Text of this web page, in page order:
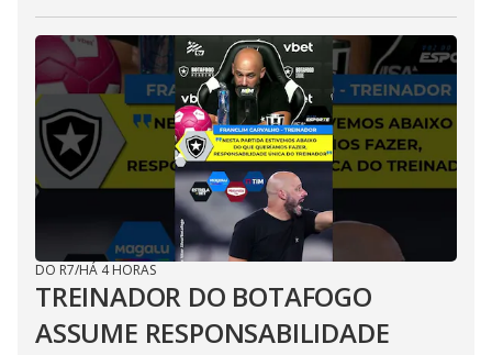
DO R7/HÁ 4 HORAS
TREINADOR DO BOTAFOGO
ASSUME RESPONSABILIDADE